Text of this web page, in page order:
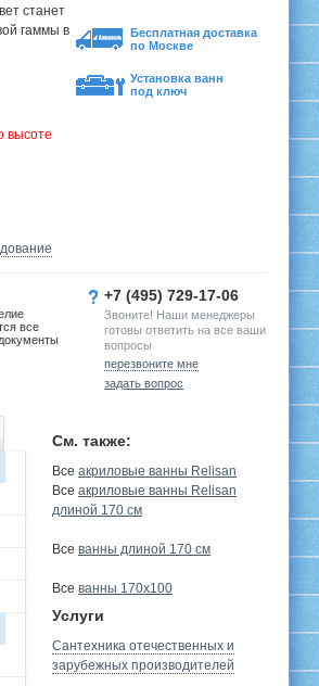
станет
гаммы в
высоте
Бесплатная доставка
по Москве
Установка ванн
под ключ
все
+7 (495) 729-17-06
Звоните! Наши менеджеры
готовы ответить на все ваши
вопросы
перезвоните мне
задать вопрос
См. также:
Все акриловые ванны Relisan
Все акриловые ванны Relisan
длиной 170 см
Все ванны длиной 170 см
Все ванны 170х100
Услуги
Сантехника отечественных и
зарубежных производителей